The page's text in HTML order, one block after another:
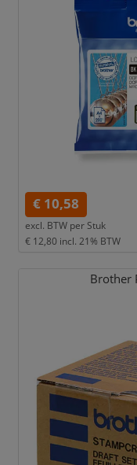
€ 10,58
excl. BTW per Stuk
€ 12,80 incl. 21% BTW
Brother